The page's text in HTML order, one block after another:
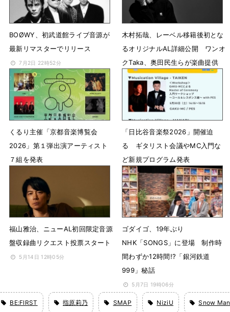
BOØWY、初武道館ライブ音源が
最新リマスターでリリース
7月2日 22時52分
木村拓哉、レーベル移籍後初とな
るオリジナルAL詳細公開 ワンオ
クTaka、奥田民生らが楽曲提供
6月19日 23時05分
くるり主催「京都音楽博覧会
2026」第１弾出演アーティスト
７組を発表
「日比谷音楽祭2026」開催迫
る ギタリスト会議やMC入門な
ど新規プログラム発表
5月23日 18時00分
福山雅治、ニューAL初回限定音源
盤収録曲リクエスト投票スタート
5月14日 12時05分
ゴダイゴ、19年ぶり
NHK「SONGS」に登場 制作時
間わずか12時間!?「銀河鉄道
999」秘話
5月7日 19時06分
BE:FIRST 指原莉乃 SMAP NiziU Snow Man